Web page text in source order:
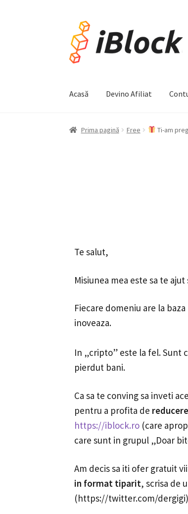
Acasă Devino Afiliat
Prima pagină Free Ti-am
Te salut,
Misiunea mea este sa te
Fiecare domeniu are la
inoveaza.
In „cripto” este la fel. Sunt
pierdut bani.
Ca sa te conving sa inveti
pentru a profita de
https://iblock.ro (care
care sunt in grupul „Doar
Am decis sa iti ofer gratuit
in format tiparit, scrisa de
(https://twitter.com/